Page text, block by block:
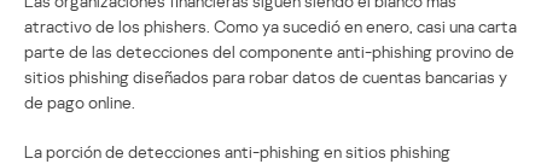
atractivo de los phishers. Como ya sucedió en enero, casi una carta
parte de las detecciones del componente anti-phishing provino de
sitios phishing diseñados para robar datos de cuentas bancarias y
de pago online.
La porción de detecciones anti-phishing en sitios phishing